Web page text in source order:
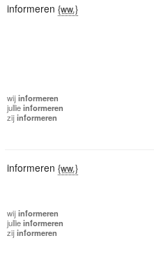
informeren {ww.}
wijinformeren
jullieinformeren
zijinformeren
informeren {ww.}
wijinformeren
jullieinformeren
zijinformeren